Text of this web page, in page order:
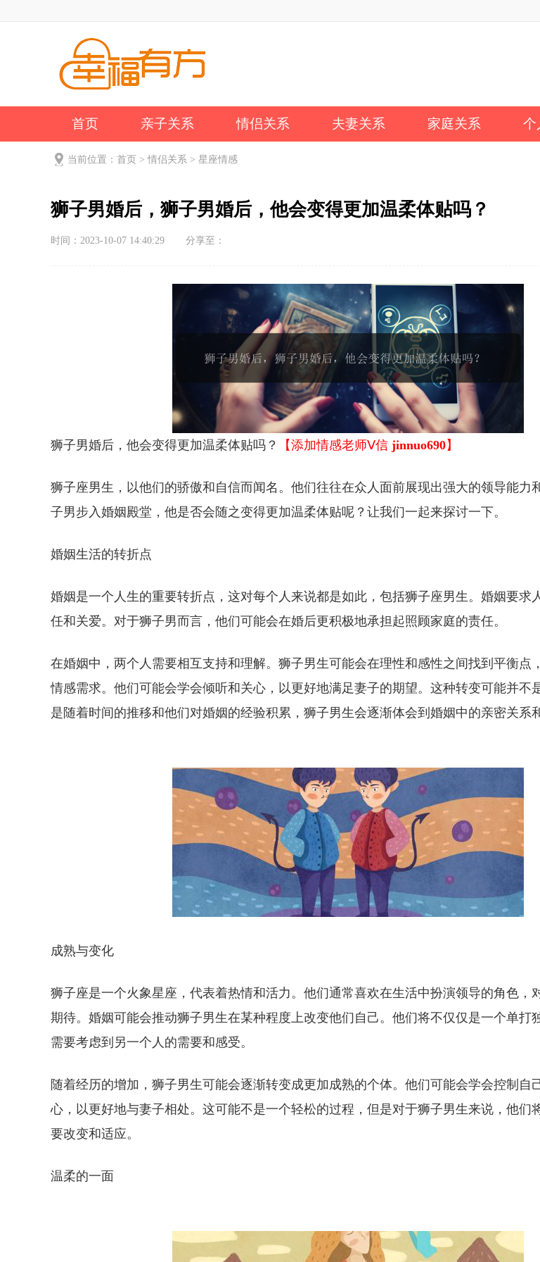
首页 亲子关系 情侣关系 夫妻关系 家庭关系 个
公司新闻 关于我们
当前位置： 首页 > 情侣关系 > 星座情感
狮子男婚后，狮子男婚后，他会变得更加温柔体贴吗？
时间：2023-10-07 14:40:29 分享至：
狮子男婚后，他会变得更加温柔体贴吗？ 【添加情感老师Ⅴ信 jinnuo690】
狮子座男生，以他们的骄傲和自信而闻名。他们往往在众人面前展现出强大的领导能力
子男步入婚姻殿堂，他是否会随之变得更加温柔体贴呢？让我们一起来探讨一下。
婚姻生活的转折点
婚姻是一个人生的重要转折点，这对每个人来说都是如此，包括狮子座男生。婚姻要求
任和关爱。对于狮子男而言，他们可能会在婚后更积极地承担起照顾家庭的责任。
在婚姻中，两个人需要相互支持和理解。狮子男生可能会在理性和感性之间找到平衡点
情感需求。他们可能会学会倾听和关心，以更好地满足妻子的期望。这种转变可能并不
是随着时间的推移和他们对婚姻的经验积累，狮子男生会逐渐体会到婚姻中的亲密关系
成熟与变化
狮子座是一个火象星座，代表着热情和活力。他们通常喜欢在生活中扮演领导的角色，
期待。婚姻可能会推动狮子男生在某种程度上改变他们自己。他们将不仅仅是一个单打
需要考虑到另一个人的需要和感受。
随着经历的增加，狮子男生可能会逐渐转变成更加成熟的个体。他们可能会学会控制自
心，以更好地与妻子相处。这可能不是一个轻松的过程，但是对于狮子男生来说，他们
要改变和适应。
温柔的一面